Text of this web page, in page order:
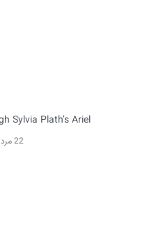
Sylvia Plath’s Ariel
22 مرداد 1404